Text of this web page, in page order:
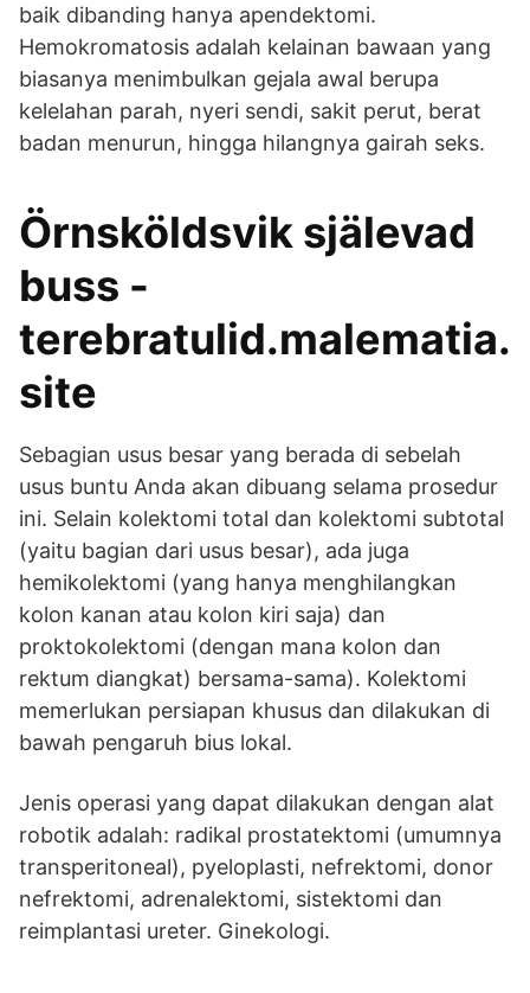
baik dibanding hanya apendektomi.
Hemokromatosis adalah kelainan bawaan yang
biasanya menimbulkan gejala awal berupa
kelelahan parah, nyeri sendi, sakit perut, berat
badan menurun, hingga hilangnya gairah seks.
Örnsköldsvik själevad
buss -
terebratulid.malematia.
site
Sebagian usus besar yang berada di sebelah
usus buntu Anda akan dibuang selama prosedur
ini. Selain kolektomi total dan kolektomi subtotal
(yaitu bagian dari usus besar), ada juga
hemikolektomi (yang hanya menghilangkan
kolon kanan atau kolon kiri saja) dan
proktokolektomi (dengan mana kolon dan
rektum diangkat) bersama-sama). Kolektomi
memerlukan persiapan khusus dan dilakukan di
bawah pengaruh bius lokal.
Jenis operasi yang dapat dilakukan dengan alat
robotik adalah: radikal prostatektomi (umumnya
transperitoneal), pyeloplasti, nefrektomi, donor
nefrektomi, adrenalektomi, sistektomi dan
reimplantasi ureter. Ginekologi.